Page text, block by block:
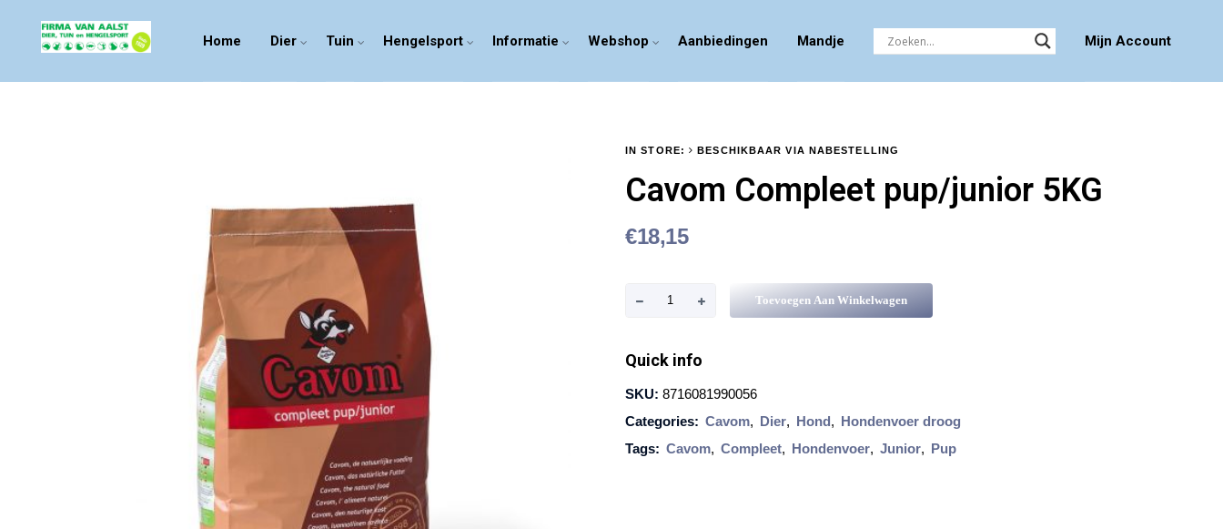
Home Dier Tuin Hengelsport Informatie Webshop Aanbiedingen Mandje Mijn Account
IN STORE: BESCHIKBAAR VIA NABESTELLING
Cavom Compleet pup/junior 5KG
€18,15
v
Toevoegen Aan Winkelwagen
Quick info
SKU: 8716081990056
Categories: Cavom, Dier, Hond, Hondenvoer droog
Tags: Cavom, Compleet, Hondenvoer, Junior, Pup